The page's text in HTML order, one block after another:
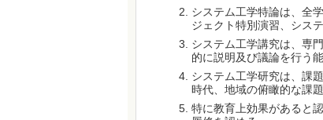
システム工学特論は、全
ジェクト特別演習、シス
システム工学講究は、専
的に説明及び議論を行う
システム工学研究は、課
時代、地域の俯瞰的な課
特に教育上効果があると